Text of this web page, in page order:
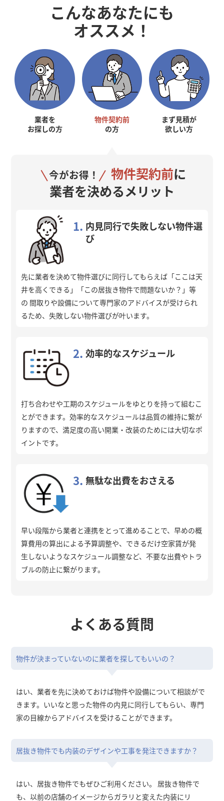
こんなあなたにも
オススメ！
業者を
お探しの方
物件契約前
の方
まず見積が
欲しい方
今がお得！ 物件契約前に
業者を決めるメリット
1. 内見同行で失敗しない物件選
び
先に業者を決めて物件選びに同行してもらえば「ここは天
井を高くできる」「この居抜き物件で問題ないか？」等
の 間取りや設備について専門家のアドバイスが受けられ
るため、失敗しない物件選びが叶います。
2. 効率的なスケジュール
打ち合わせや工期のスケジュールをゆとりを持って組むこ
とができます。効率的なスケジュールは品質の維持に繋が
りますので、満足度の高い開業・改装のためには大切なポ
イントです。
3. 無駄な出費をおさえる
早い段階から業者と連携をとって進めることで、早めの概
算費用の算出による予算調整や、できるだけ空家賃が発
生しないようなスケジュール調整など、不要な出費やトラ
ブルの防止に繋がります。
よくある質問
物件が決まっていないのに業者を探してもいいの？
はい、業者を先に決めておけば物件や設備について相談がで
きます。いいなと思った物件の内見に同行してもらい、専門
家の目線からアドバイスを受けることができます。
居抜き物件でも内装のデザインや工事を発注できますか？
はい、居抜き物件でもぜひご利用ください。 居抜き物件で
も、以前の店舗のイメージからガラリと変えた内装にリ